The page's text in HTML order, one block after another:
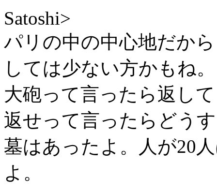
Satoshi>
パリの中の中心地だか
しては少ない方かもね。
大砲って言ったら返し
返せって言ったらどう
墓はあったよ。人が20
よ。